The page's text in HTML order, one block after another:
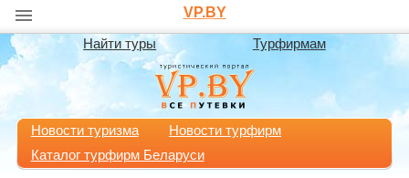
VP.BY
Найти туры Турфирмам
Новости туризма
Новости турфирм
Каталог турфирм Беларуси